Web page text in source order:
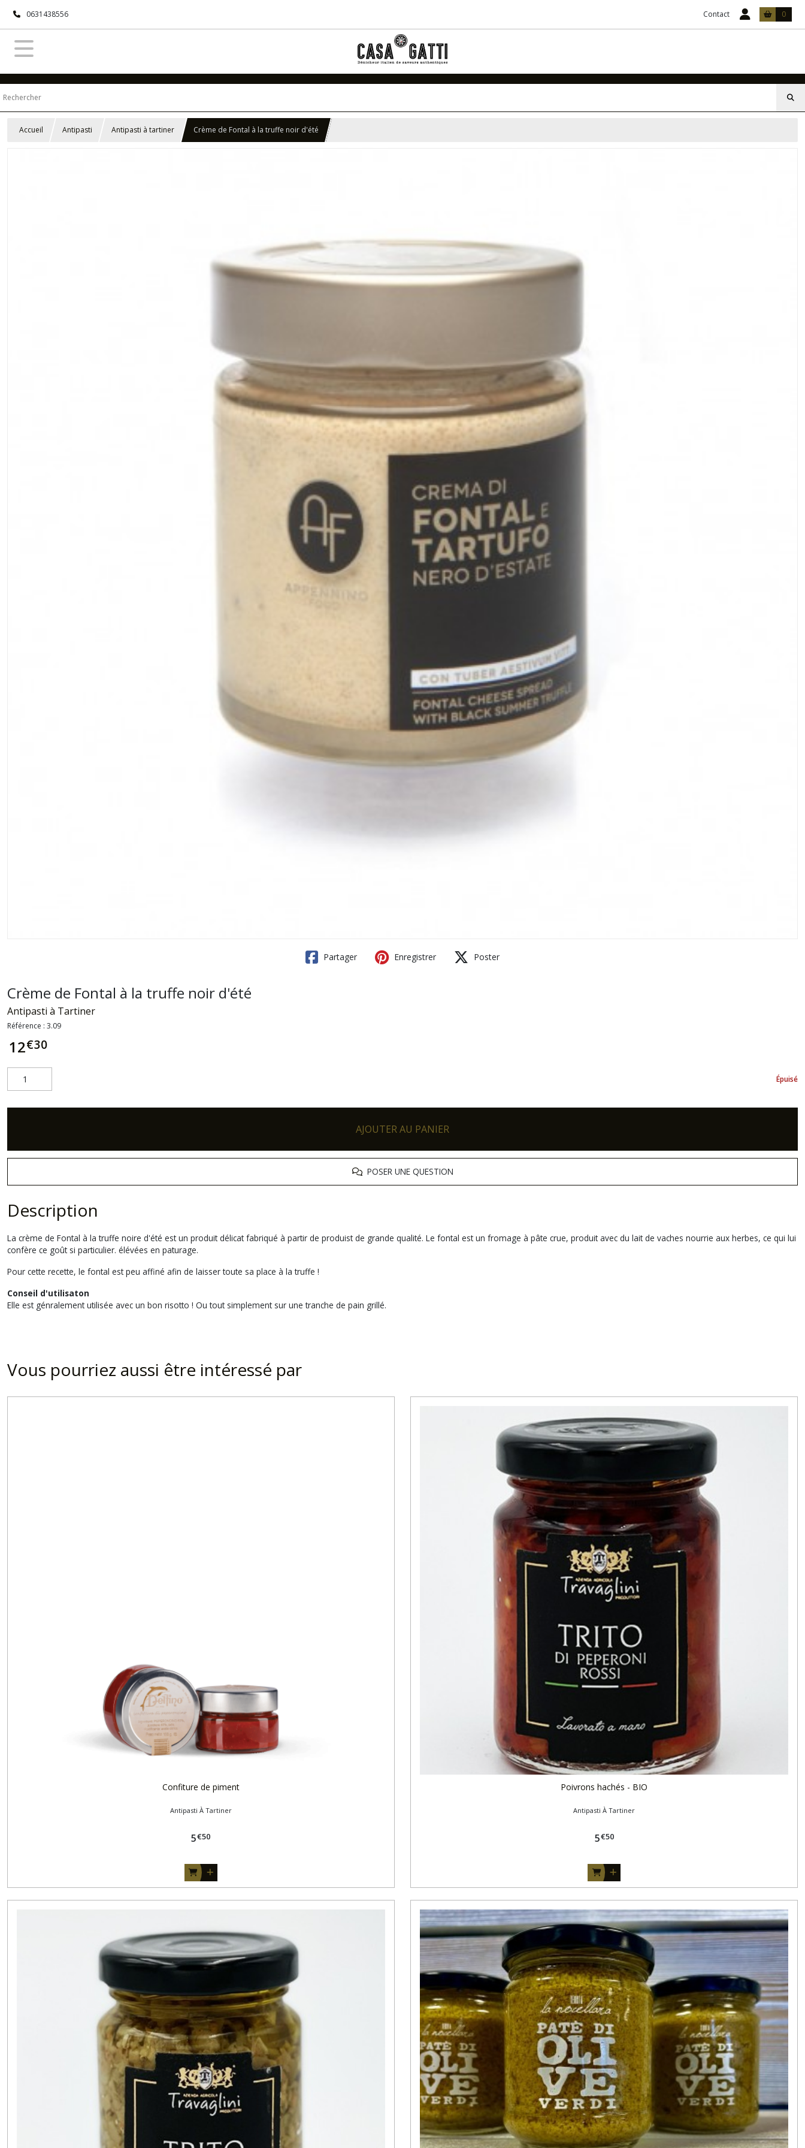
0631438556 Contact 0
Accueil Antipasti Antipasti à tartiner Crème de Fontal à la truffe noir d'été
Partager Enregistrer Poster
Crème de Fontal à la truffe noir d'été
Antipasti à Tartiner
Référence : 3.09
12€30
Épuisé
AJOUTER AU PANIER
POSER UNE QUESTION
Description
La crème de Fontal à la truffe noire d'été est un produit délicat fabriqué à partir de produist de grande qualité. Le fontal est un fromage à pâte crue, produit avec du lait de vaches nourrie aux herbes, ce qui lui
confère ce goût si particulier. élévées en paturage.
Pour cette recette, le fontal est peu affiné afin de laisser toute sa place à la truffe !
Conseil d'utilisaton
Elle est génralement utilisée avec un bon risotto ! Ou tout simplement sur une tranche de pain grillé.
Vous pourriez aussi être intéressé par
Confiture de piment
Antipasti À Tartiner
5€50
Poivrons hachés - BIO
Antipasti À Tartiner
5€50